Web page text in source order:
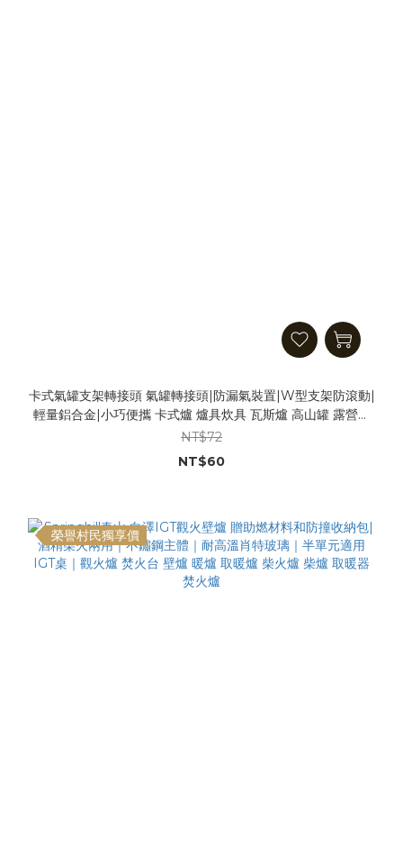
卡式氣罐支架轉接頭 氣罐轉接頭|防漏氣裝置|W型支架防滾動|
輕量鋁合金|小巧便攜 卡式爐 爐具炊具 瓦斯爐 高山罐 露營野
營
NT$72
NT$60
榮譽村民獨享價